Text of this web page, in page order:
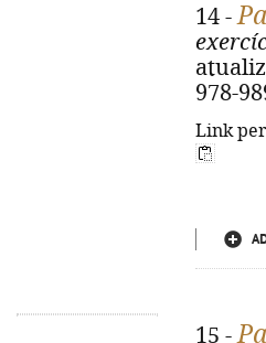
14 -
978-
Link
15 -